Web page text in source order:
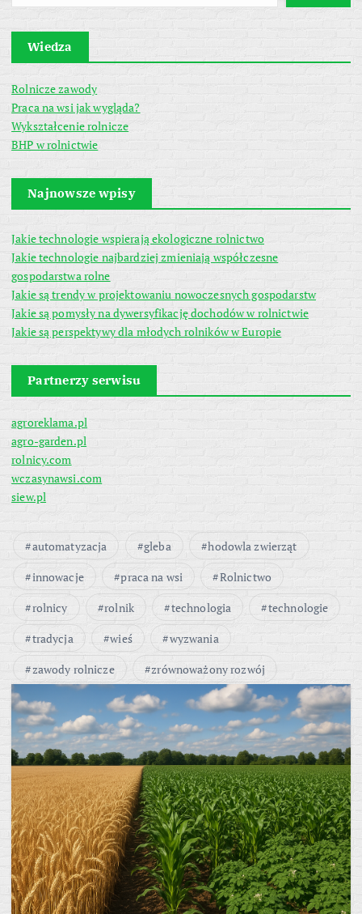
Wiedza
Rolnicze zawody
Praca na wsi jak wygląda?
Wykształcenie rolnicze
BHP w rolnictwie
Najnowsze wpisy
Jakie technologie wspierają ekologiczne rolnictwo
Jakie technologie najbardziej zmieniają współczesne
gospodarstwa rolne
Jakie są trendy w projektowaniu nowoczesnych gospodarstw
Jakie są pomysły na dywersyfikację dochodów w rolnictwie
Jakie są perspektywy dla młodych rolników w Europie
Partnerzy serwisu
agroreklama.pl
agro-garden.pl
rolnicy.com
wczasynawsi.com
siew.pl
automatyzacja gleba
hodowla zwierząt
innowacje
praca na wsi
Rolnictwo
rolnicy
rolnik technologia
technologie
tradycja
wieś
wyzwania
zawody rolnicze
zrównoważony rozwój